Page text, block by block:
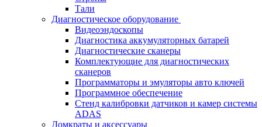
Тали
Диагностическое оборудование
Видеоэндоскопы
Диагностика аккумуляторных батарей
Диагностические сканеры
Комплектующие для диагностических
сканеров
Программаторы и эмуляторы авто ключей
Программное обеспечение
Стенд калибровки датчиков и камер системы
ADAS
Домкраты и аксессуары